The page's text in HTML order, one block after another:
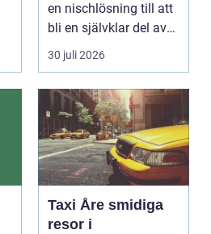
en nischlösning till att
bli en självklar del av
mode...
30 juli 2026
Taxi Åre smidiga
resor i